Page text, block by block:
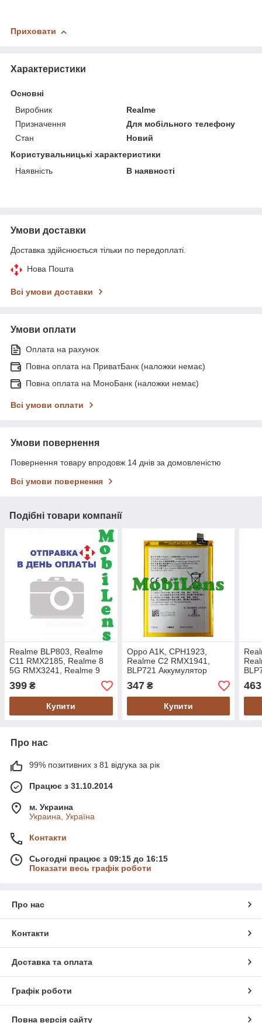
Приховати
Характеристики
Основні
Виробник
Realme
Призначення
Для мобільного телефону
Стан
Новий
Користувальницькі характеристики
Наявність
В наявності
Умови доставки
Доставка здійснюється тільки по передоплаті.
Нова Пошта
Всі умови доставки
Умови оплати
Оплата на рахунок
Повна оплата на ПриватБанк (наложки немає)
Повна оплата на МоноБанк (наложки немає)
Всі умови оплати
Умови повернення
Повернення товару впродовж 14 днів за домовленістю
Всі умови повернення
Подібні товари компанії
Realme BLP803, Realme
C11 RMX2185, Realme 8
5G RMX3241, Realme 9
4G RMX3521 Аккумулятор
Original *PRC
399 ₴
Купити
Oppo A1K, CPH1923,
Realme C2 RMX1941,
BLP721 Аккумулятор
347₴
Купити
463
Про нас
99% позитивних з 81 відгука за рік
Працює з 31.10.2014
м. Украина
Украина, Україна
Контакти
Сьогодні працює з 09:15 до 16:15
Показати весь графік роботи
Про нас
Контакти
Доставка та оплата
Графік роботи
Повна версія сайту